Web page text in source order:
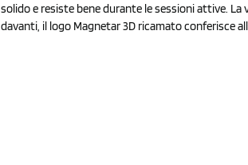
solido e resiste bene durante le sessioni attive.
davanti, il logo Magnetar 3D ricamato conferisce